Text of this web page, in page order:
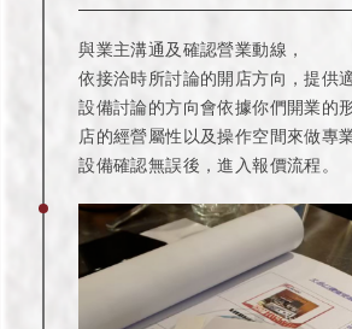
與業主溝通及確認營業動線，
依接洽時所討論的開店方向，提供
設備討論的方向會依據你們開業的形
店的經營屬性以及操作空間來做專
設備確認無誤後，進入報價流程。